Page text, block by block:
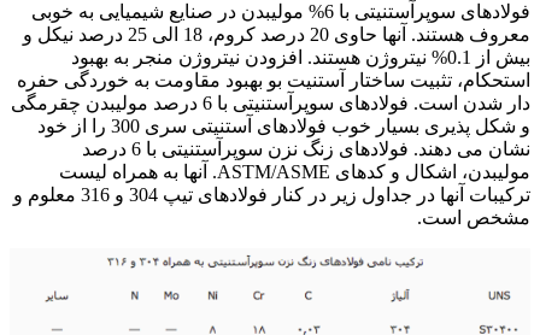
فولادهای سوپرآستنیتی با 6% مولیبدن در صنایع شیمیایی به خوبی
معروف هستند. آنها حاوی 20 درصد کروم، 18 الی 25 درصد نیکل و
بیش از 0.1% نیتروژن هستند. افزودن نیتروژن منجر به بهبود
استحکام، تثبیت ساختار آستنیت بو بهبود مقاومت به خوردگی حفره
دار شدن است. فولادهای سوپرآستنیتی با 6 درصد مولیبدن چقرمگی
و شکل پذیری بسیار خوب فولادهای آستنیتی سری 300 را از خود
نشان می دهند. فولادهای زنگ نزن سوپرآستنیتی با 6 درصد
مولیبدن، اشکال و کدهای ASTM/ASME. آنها به همراه لیست
ترکیبات آنها در جداول زیر در کنار فولادهای تیپ 304 و 316 معلوم و
مشخص است.